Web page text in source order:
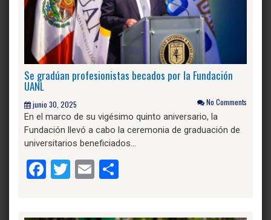
Se gradúan profesionistas becados por la Fundación
UANL
junio 30, 2025 No Comments
En el marco de su vigésimo quinto aniversario, la
Fundación llevó a cabo la ceremonia de graduación de
universitarios beneficiados…
Facebook
Twitter
Email